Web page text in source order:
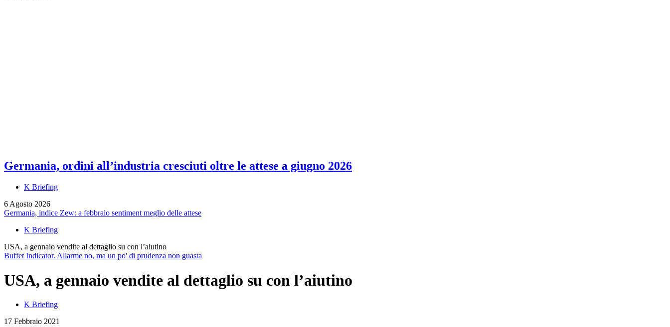
Germania, ordini all’industria cresciuti oltre le attese a giugno 2026
K Briefing
6 Agosto 2026
Germania, indice Zew: a febbraio sentiment meglio delle attese
K Briefing
USA, a gennaio vendite al dettaglio su con l’aiutino
Buffet Indicator. Allarme no, ma un po' di prudenza non guasta
USA, a gennaio vendite al dettaglio su con l’aiutino
K Briefing
17 Febbraio 2021